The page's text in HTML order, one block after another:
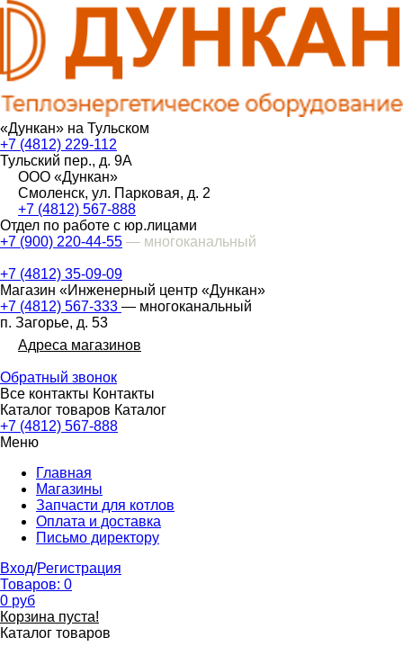
«Дункан» на Тульском
+7 (4812) 229-112
Тульский пер., д. 9А
ООО «Дункан»
Смоленск, ул. Парковая, д. 2
+7 (4812) 567-888
Отдел по работе с юр.лицами
+7 (900) 220-44-55 — многоканальный
+7 (4812) 35-09-09
Магазин «Инженерный центр «Дункан»
+7 (4812) 567-333 — многоканальный
п. Загорье, д. 53
Адреса магазинов
Обратный звонок
Все контакты Контакты
Каталог товаров Каталог
+7 (4812) 567-888
Меню
Главная
Магазины
Запчасти для котлов
Оплата и доставка
Письмо директору
Вход/Регистрация
Товаров: 0
0 руб
Корзина пуста!
Каталог товаров